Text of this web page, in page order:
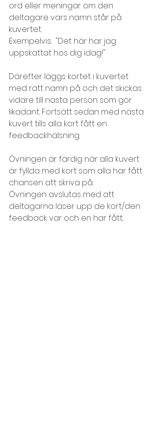
ord eller meningar om den
deltagare vars namn står på
kuvertet.
Exempelvis:  "Det här har jag
uppskattat hos dig idag!"
Därefter läggs kortet i kuvertet
med rätt namn på och det skickas
vidare till nästa person som gör
likadant. Fortsätt sedan med nästa
kuvert tills alla kort fått en
feedbackhälsning.
Övningen är färdig när alla kuvert
är fyllda med kort som alla har fått
chansen att skriva på.
Övningen avslutas med att
deltagarna läser upp de kort/den
feedback var och en har fått.